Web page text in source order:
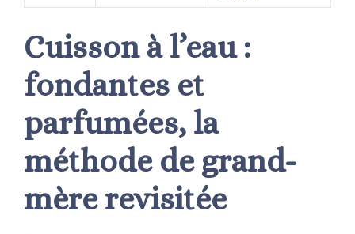
Cuisson à l’eau :
fondantes et
parfumées, la
méthode de grand-
mère revisitée